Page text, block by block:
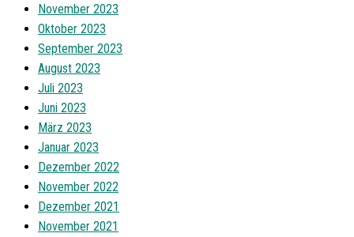
November 2023
Oktober 2023
September 2023
August 2023
Juli 2023
Juni 2023
März 2023
Januar 2023
Dezember 2022
November 2022
Dezember 2021
November 2021